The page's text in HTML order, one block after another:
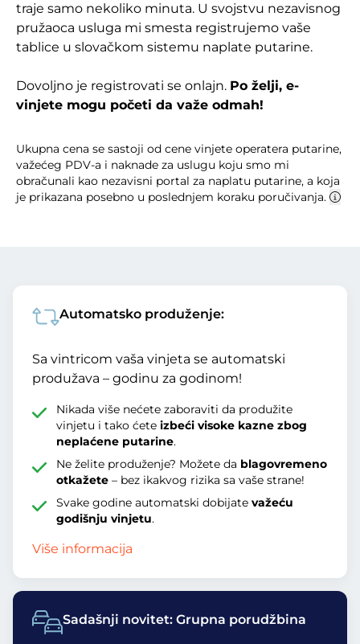
traje samo nekoliko minuta. U svojstvu nezavisnog
pružaoca usluga mi smesta registrujemo vaše
tablice u slovačkom sistemu naplate putarine.
Dovoljno je registrovati se onlajn. Po želji, e-
vinjete mogu početi da važe odmah!
Ukupna cena se sastoji od cene vinjete operatera putarine,
važećeg PDV-a i naknade za uslugu koju smo mi
obračunali kao nezavisni portal za naplatu putarine, a koja
je prikazana posebno u poslednjem koraku poručivanja.
Sadašnji novitet: Grupna porudžbina
Automatsko produženje:
Sa vintricom vaša vinjeta se automatski
produžava – godinu za godinom!
Nikada više nećete zaboraviti da produžite
vinjetu i tako ćeteizbeći visoke kazne zbog
neplaćene putarine.
Ne želite produženje? Možete da blagovremeno
otkažete – bez ikakvog rizika sa vaše strane!
Svake godine automatski dobijatevažeću
godišnju vinjetu.
Više informacija